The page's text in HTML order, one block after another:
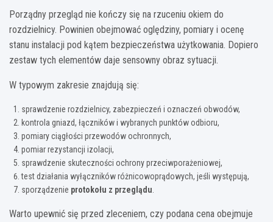
Porządny przegląd nie kończy się na rzuceniu okiem do
rozdzielnicy. Powinien obejmować oględziny, pomiary i ocenę
stanu instalacji pod kątem bezpieczeństwa użytkowania. Dopiero
zestaw tych elementów daje sensowny obraz sytuacji.
W typowym zakresie znajdują się:
sprawdzenie rozdzielnicy, zabezpieczeń i oznaczeń obwodów,
kontrola gniazd, łączników i wybranych punktów odbioru,
pomiary ciągłości przewodów ochronnych,
pomiar rezystancji izolacji,
sprawdzenie skuteczności ochrony przeciwporażeniowej,
test działania wyłączników różnicowoprądowych, jeśli występują,
sporządzenie protokołu z przeglądu
Warto upewnić się przed zleceniem, czy podana cena obejmuje